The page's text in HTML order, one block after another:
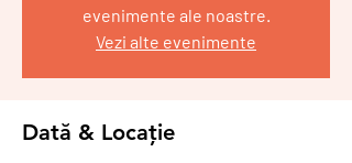
evenimente ale noastre.
Vezi alte evenimente
Dată & Locație